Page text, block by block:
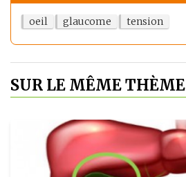
oeil glaucome tension
SUR LE MÊME THÈME